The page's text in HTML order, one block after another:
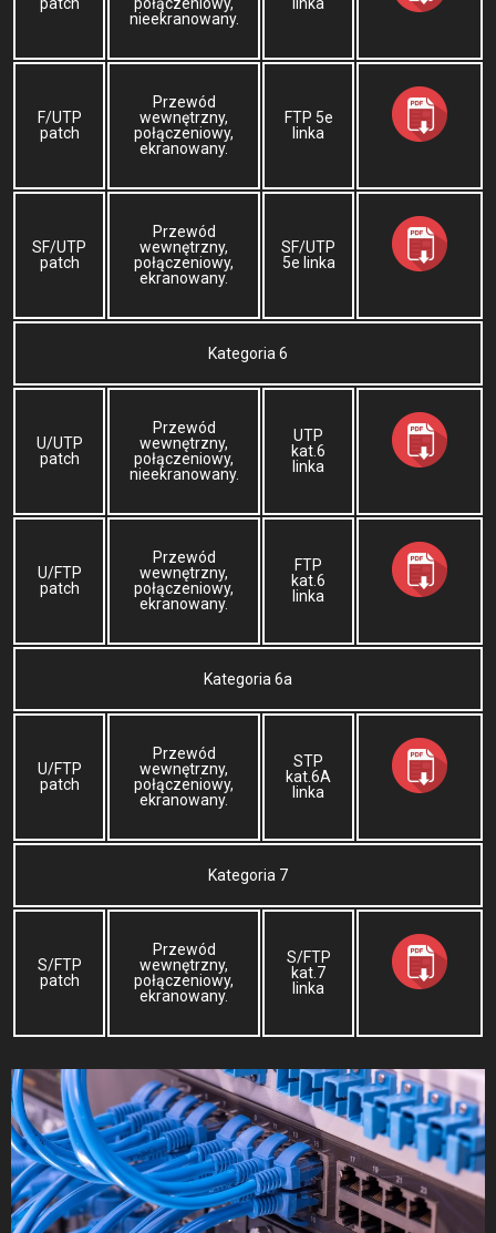
nieekranowany.
F/UTP
patch
Przewód
wewnętrzny,
połączeniowy,
ekranowany.
FTP 5e
linka
SF/UTP
patch
Przewód
wewnętrzny,
połączeniowy,
ekranowany.
SF/UTP
5e linka
Kategoria 6
U/UTP
patch
Przewód
wewnętrzny,
połączeniowy,
nieekranowany.
UTP
kat.6
linka
U/FTP
patch
Przewód
wewnętrzny,
połączeniowy,
ekranowany.
FTP
kat.6
linka
Kategoria 6a
U/FTP
patch
Przewód
wewnętrzny,
połączeniowy,
ekranowany.
STP
kat.6A
linka
Kategoria 7
S/FTP
patch
Przewód
wewnętrzny,
połączeniowy,
ekranowany.
S/FTP
kat.7
linka